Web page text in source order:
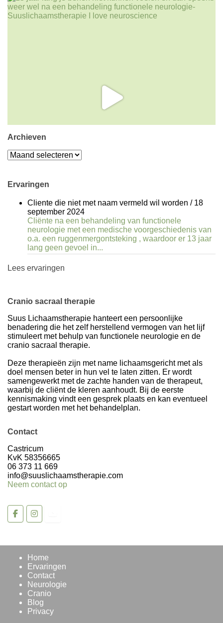
Archieven
Archieven
Ervaringen
Cliente die niet met naam vermeld wil worden / 18
september 2024
Cliënte na een behandeling van functionele
neurologie met een medische voorgeschiedenis van
o.a. een ruggenmergontsteking , waardoor er 13 jaar
lang geen gevoel in...
Lees ervaringen
Cranio sacraal therapie
Suus Lichaamstherapie hanteert een persoonlijke
benadering die het zelf herstellend vermogen van het lijf
stimuleert met behulp van functionele neurologie en de
cranio sacraal therapie.
Deze therapieën zijn met name lichaamsgericht met als
doel mensen beter in hun vel te laten zitten. Er wordt
samengewerkt met de zachte handen van de therapeut,
waarbij de cliënt de kleren aanhoudt. Bij de eerste
kennismaking vindt een gesprek plaats en kan eventueel
gestart worden met het behandelplan.
Contact
Castricum
KvK 58356665
06 373 11 669
info@suuslichaamstherapie.com
Neem contact op
Home
Ervaringen
Contact
Neurologie
Cranio
Blog
Privacy